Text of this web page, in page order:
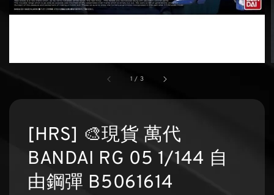
1 / 3
[HRS] 🎨現貨 萬代
BANDAI RG 05 1/144 自
由鋼彈 B5061614